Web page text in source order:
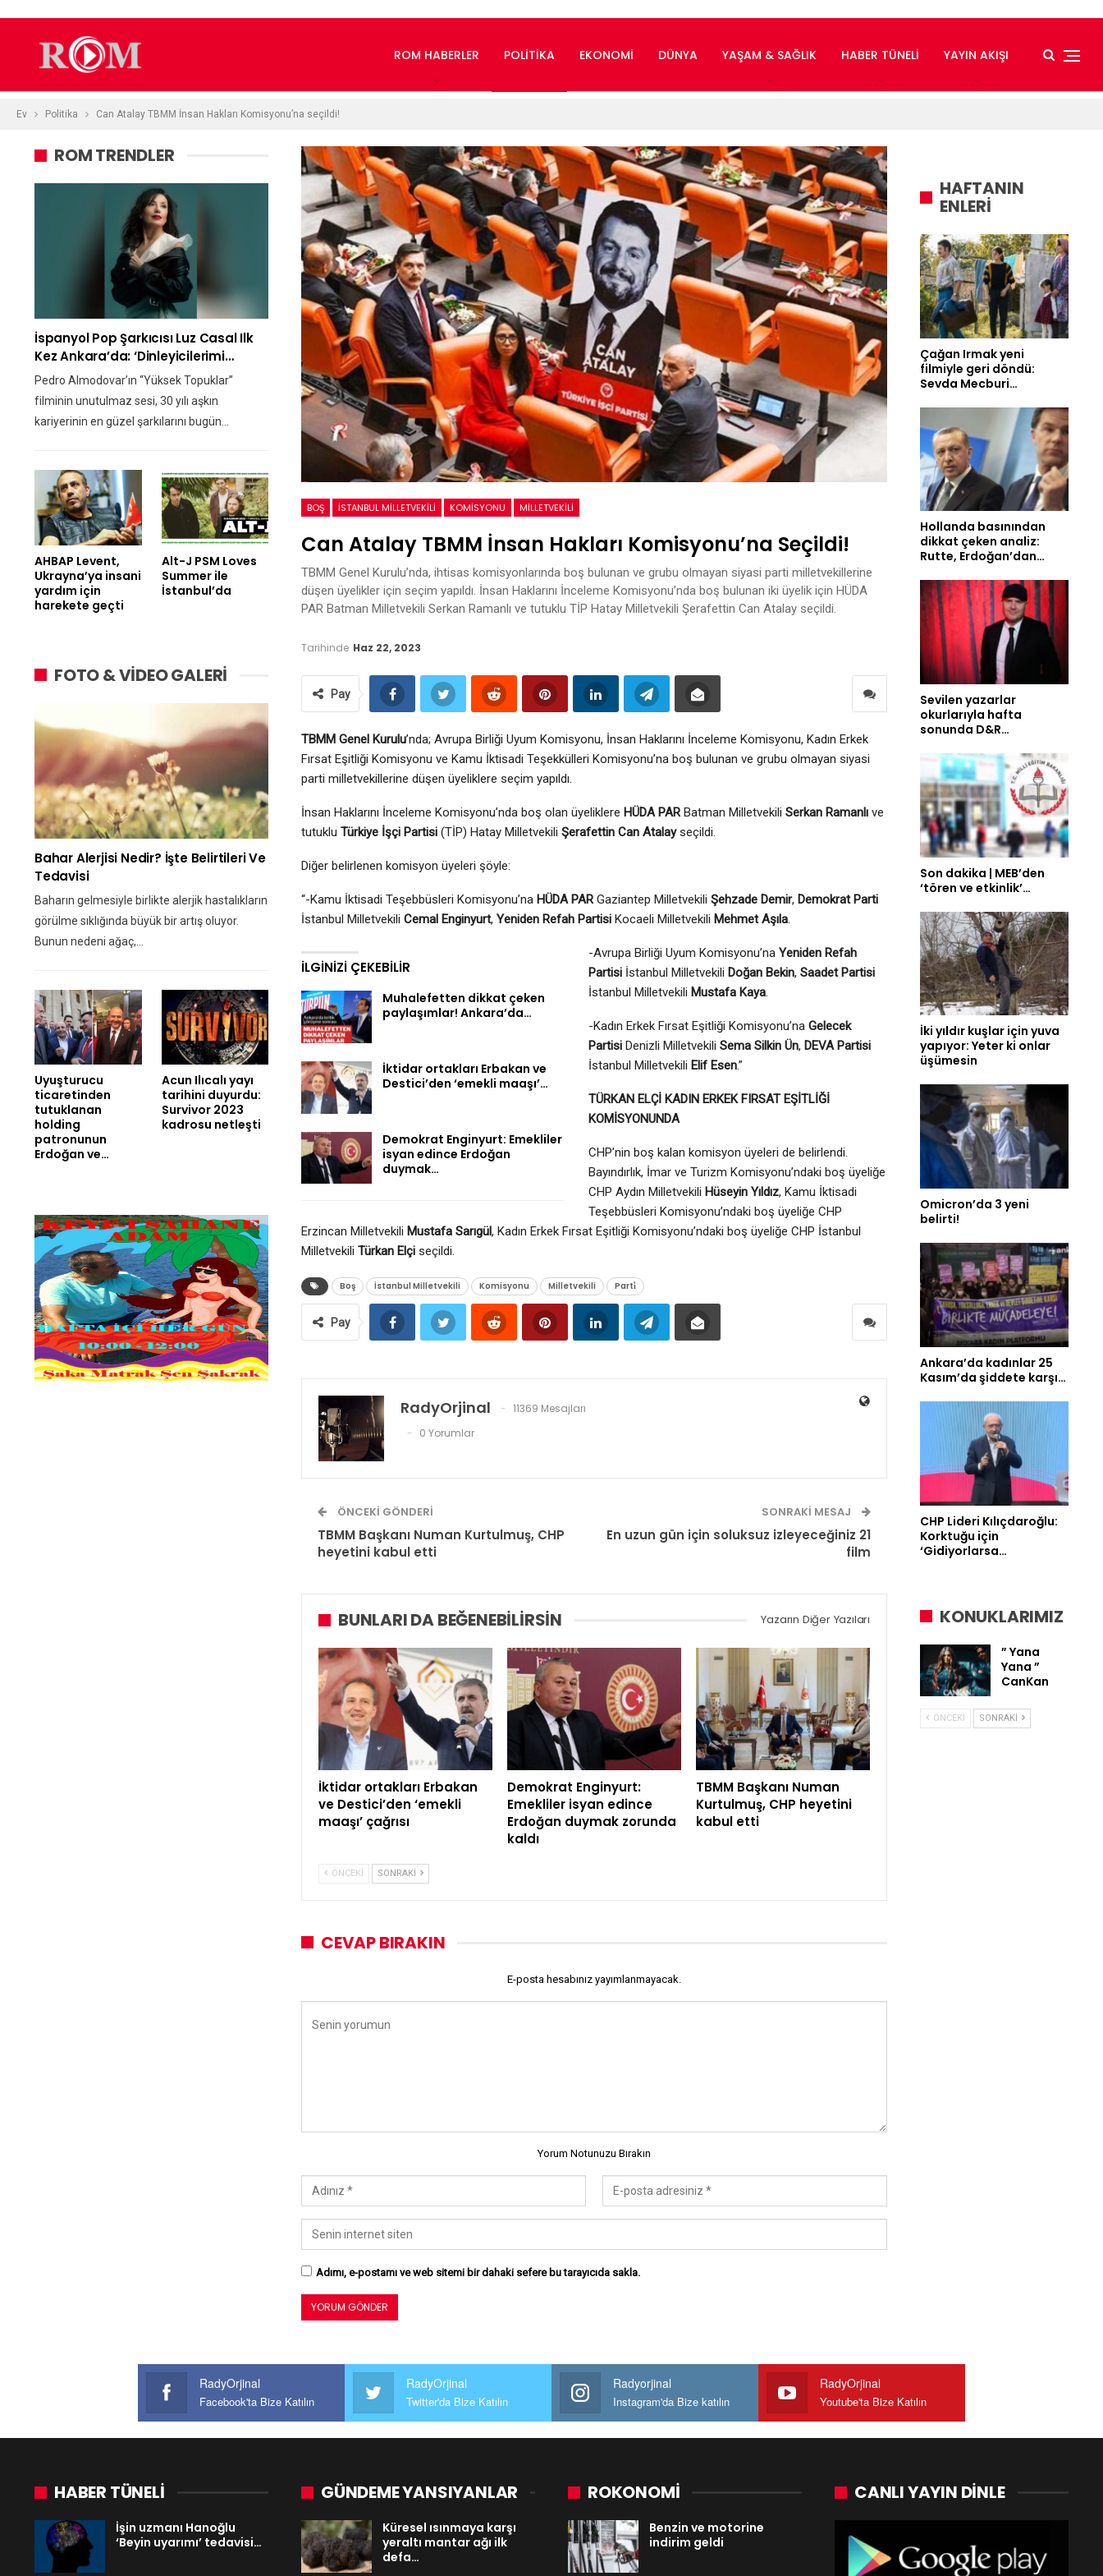
ROM HABERLER POLITIKA EKONOMI DÜNYA YAŞAM & SAĞLIK HABER TÜNELI YAYIN AKIŞI
Ev Politika Can Atalay TBMM İnsan Hakları Komisyonu’na seçildi!
BOŞ İSTANBUL MILLETVEKILI KOMISYONU MILLETVEKILI
Can Atalay TBMM İnsan Hakları Komisyonu’na Seçildi!
TBMM Genel Kurulu’nda, ihtisas komisyonlarında boş bulunan ve grubu olmayan siyasi parti milletvekillerine
düşen üyelikler için seçim yapıldı. İnsan Haklarını İnceleme Komisyonu’nda boş bulunan iki üyelik için HÜDA
PAR Batman Milletvekili Serkan Ramanlı ve tutuklu TİP Hatay Milletvekili Şerafettin Can Atalay seçildi.
Tarihinde Haz 22, 2023
Pay
TBMM Genel Kurulu’nda; Avrupa Birliği Uyum Komisyonu, İnsan Haklarını İnceleme Komisyonu, Kadın Erkek
Fırsat Eşitliği Komisyonu ve Kamu İktisadi Teşekkülleri Komisyonu’na boş bulunan ve grubu olmayan siyasi
parti milletvekillerine düşen üyeliklere seçim yapıldı.
İnsan Haklarını İnceleme Komisyonu’nda boş olan üyeliklere HÜDA PARBatman Milletvekili Serkan Ramanlı ve
tutuklu Türkiye İşçi Partisi (TİP) Hatay Milletvekili Şerafettin Can Atalayseçildi.
Diğer belirlenen komisyon üyeleri şöyle:
“-Kamu İktisadi Teşebbüsleri Komisyonu’na HÜDA PARGaziantep Milletvekili Şehzade Demir, Demokrat Parti
İstanbul Milletvekili Cemal Enginyurt, Yeniden Refah Partisi Kocaeli Milletvekili Mehmet Aşıla.
İLGINIZI ÇEKEBILIR
Muhalefetten dikkat çeken
paylaşımlar! Ankara’da…
İktidar ortakları Erbakan ve
Destici’den ‘emekli maaşı’…
Demokrat Enginyurt: Emekliler
isyan edince Erdoğan
duymak…
-Avrupa Birliği Uyum Komisyonu’na Yeniden Refah
Partisi İstanbul Milletvekili Doğan Bekin, Saadet Partisi
İstanbul Milletvekili Mustafa Kaya.
-Kadın Erkek Fırsat Eşitliği Komisyonu’na Gelecek
Partisi Denizli Milletvekili Sema Silkin Ün, DEVA Partisi
İstanbul Milletvekili Elif Esen.”
TÜRKAN ELÇİ KADIN ERKEK FIRSAT EŞİTLİĞİ
KOMİSYONUNDA
CHP’nin boş kalan komisyon üyeleri de belirlendi.
Bayındırlık, İmar ve Turizm Komisyonu’ndaki boş üyeliğe
CHP Aydın Milletvekili Hüseyin Yıldız, Kamu İktisadi
Teşebbüsleri Komisyonu’ndaki boş üyeliğe CHP
Erzincan Milletvekili Mustafa Sarıgül, Kadın Erkek Fırsat Eşitliği Komisyonu’ndaki boş üyeliğe CHP İstanbul
Milletvekili Türkan Elçi seçildi.
Boş İstanbul Milletvekili Komisyonu Milletvekili Parti̇
Pay
RadyOrjinal
11369 Mesajları
0 Yorumlar
ÖNCEKI GÖNDERI
TBMM Başkanı Numan Kurtulmuş, CHP
heyetini kabul etti
SONRAKI MESAJ
En uzun gün için soluksuz izleyeceğiniz 21
film
BUNLARI DA BEĞENEBILIRSIN Yazarın Diğer Yazıları
İktidar ortakları Erbakan
ve Destici’den ‘emekli
maaşı’ çağrısı
Demokrat Enginyurt:
Emekliler isyan edince
Erdoğan duymak zorunda
kaldı
TBMM Başkanı Numan
Kurtulmuş, CHP heyetini
kabul etti
ÖNCEKI SONRAKI
CEVAP BIRAKIN
E-posta hesabınız yayımlanmayacak.
Yorum Notunuzu Bırakın
Adımı, e-postamı ve web sitemi bir dahaki sefere bu tarayıcıda sakla.
ROM TRENDLER
İspanyol Pop Şarkıcısı Luz Casal Ilk
Kez Ankara’da: ‘Dinleyicilerimi…
Pedro Almodovar’ın “Yüksek Topuklar”
filminin unutulmaz sesi, 30 yılı aşkın
kariyerinin en güzel şarkılarını bugün…
AHBAP Levent,
Ukrayna’ya insani
yardım için
harekete geçti
Alt-J PSM Loves
Summer ile
İstanbul’da
FOTO & VİDEO GALERİ
Bahar Alerjisi Nedir? İşte Belirtileri Ve
Tedavisi
Baharın gelmesiyle birlikte alerjik hastalıkların
görülme sıklığında büyük bir artış oluyor.
Bunun nedeni ağaç,…
Uyuşturucu
ticaretinden
tutuklanan
holding
patronunun
Erdoğan ve…
Acun Ilıcalı yayı
tarihini duyurdu:
Survivor 2023
kadrosu netleşti
HAFTANIN
ENLERİ
Çağan Irmak yeni
filmiyle geri döndü:
Sevda Mecburi…
Hollanda basınından
dikkat çeken analiz:
Rutte, Erdoğan’dan…
Sevilen yazarlar
okurlarıyla hafta
sonunda D&R…
Son dakika | MEB’den
‘tören ve etkinlik’…
İki yıldır kuşlar için yuva
yapıyor: Yeter ki onlar
üşümesin
Omicron’da 3 yeni
belirti!
Ankara’da kadınlar 25
Kasım’da şiddete karşı…
CHP Lideri Kılıçdaroğlu:
Korktuğu için
‘Gidiyorlarsa…
KONUKLARIMIZ
” Yana
Yana ”
CanKan
ÖNCEKI SONRAKI
RadyOrjinal
Facebook'ta Bize Katılın
RadyOrjinal
Twitter'da Bize Katılın
Radyorjinal
Instagram'da Bize katılın
RadyOrjinal
Youtube'ta Bize Katılın
HABER TÜNELİ
İşin uzmanı Hanoğlu
‘Beyin uyarımı’ tedavisi…
GÜNDEME YANSIYANLAR
Küresel ısınmaya karşı
yeraltı mantar ağı ilk
defa…
ROKONOMİ
Benzin ve motorine
indirim geldi
CANLI YAYIN DINLE